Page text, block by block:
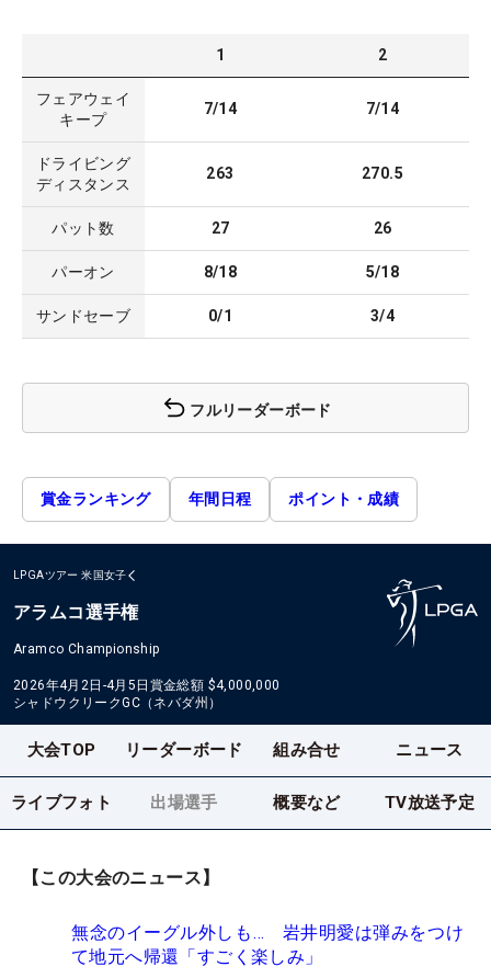
1 2
フェアウェイ
キープ
7/14 7/14
ドライビング
ディスタンス
263 270.5
パット数 27 26
パーオン 8/18 5/18
サンドセーブ 0/1 3/4
フルリーダーボード
賞金ランキング 年間日程 ポイント・成績
LPGAツアー 米国女子
アラムコ選手権
Aramco Championship
2026年4月2日-4月5日 賞金総額 $4,000,000
シャドウクリークGC（ネバダ州）
大会TOP リーダーボード 組み合せ ニュース
ライブフォト 出場選手 概要など TV放送予定
【この大会のニュース】
無念のイーグル外しも… 岩井明愛は弾みをつけ
て地元へ帰還「すごく楽しみ」